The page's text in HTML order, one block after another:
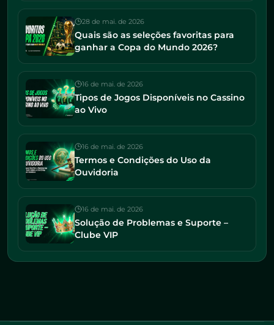
28 de mai. de 2026
Quais são as seleções favoritas para
ganhar a Copa do Mundo 2026?
16 de mai. de 2026
Tipos de Jogos Disponíveis no Cassino
ao Vivo
16 de mai. de 2026
Termos e Condições do Uso da
Ouvidoria
16 de mai. de 2026
Solução de Problemas e Suporte –
Clube VIP